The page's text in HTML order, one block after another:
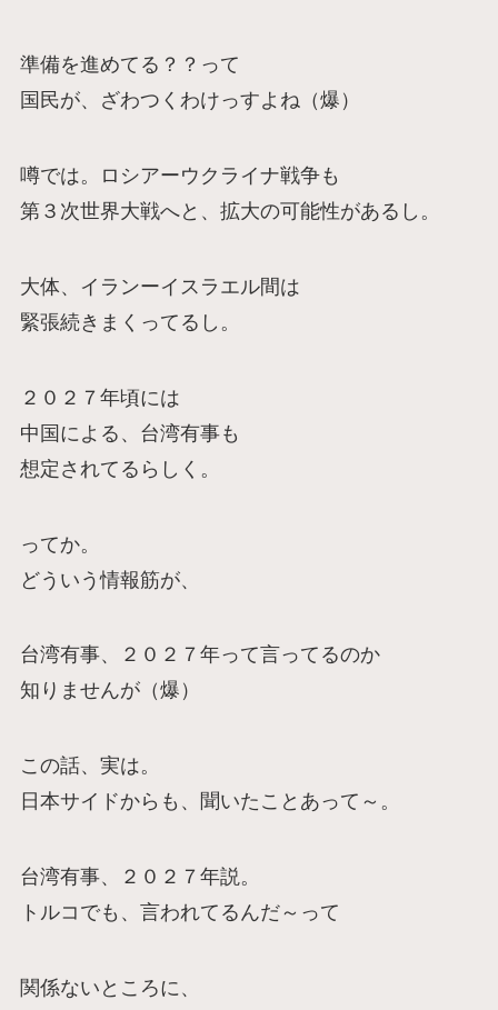
準備を進めてる？？って
国民が、ざわつくわけっすよね（爆）
噂では。ロシアーウクライナ戦争も
第３次世界大戦へと、拡大の可能性があるし。
大体、イランーイスラエル間は
緊張続きまくってるし。
２０２７年頃には
中国による、台湾有事も
想定されてるらしく。
ってか。
どういう情報筋が、
台湾有事、２０２７年って言ってるのか
知りませんが（爆）
この話、実は。
日本サイドからも、聞いたことあって～。
台湾有事、２０２７年説。
トルコでも、言われてるんだ～って
関係ないところに、